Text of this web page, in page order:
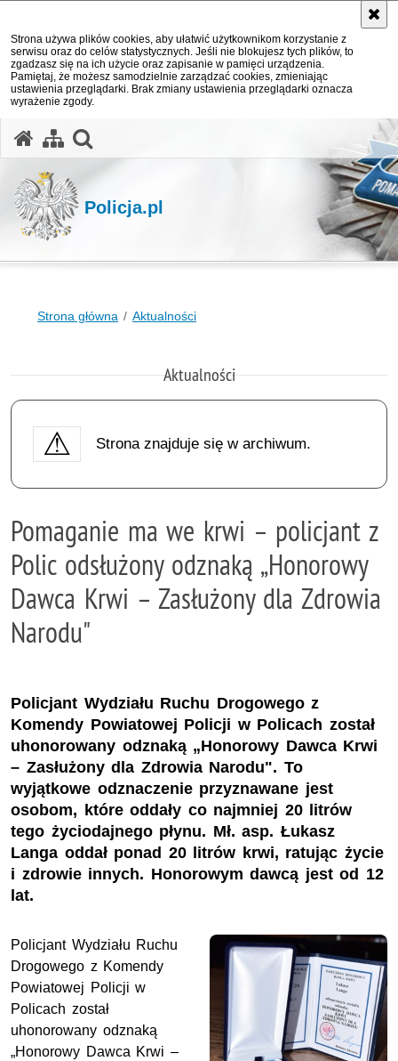
Strona używa plików cookies, aby ułatwić użytkownikom korzystanie z
serwisu oraz do celów statystycznych. Jeśli nie blokujesz tych plików, to
zgadzasz się na ich użycie oraz zapisanie w pamięci urządzenia.
Pamiętaj, że możesz samodzielnie zarządzać cookies, zmieniając
ustawienia przeglądarki. Brak zmiany ustawienia przeglądarki oznacza
wyrażenie zgody.
Policja.pl
Strona główna Aktualności
Aktualności
Strona znajduje się w archiwum.
Pomaganie ma we krwi – policjant z
Polic odsłużony odznaką „Honorowy
Dawca Krwi – Zasłużony dla Zdrowia
Narodu"
Policjant Wydziału Ruchu Drogowego z
Komendy Powiatowej Policji w Policach został
uhonorowany odznaką „Honorowy Dawca Krwi
– Zasłużony dla Zdrowia Narodu". To
wyjątkowe odznaczenie przyznawane jest
osobom, które oddały co najmniej 20 litrów
tego życiodajnego płynu. Mł. asp. Łukasz
Langa oddał ponad 20 litrów krwi, ratując życie
i zdrowie innych. Honorowym dawcą jest od 12
lat.
Policjant Wydziału Ruchu
Drogowego z Komendy
Powiatowej Policji w
Policach został
uhonorowany odznaką
„Honorowy Dawca Krwi –